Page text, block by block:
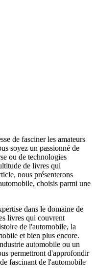
de fasciner les amateurs
soyez un passionné de
ou de technologies
de livres qui
nous présenterons
choisis parmi une
dans le domaine de
livres qui couvrent
de l'automobile, la
et bien plus encore.
automobile ou un
permettront d'approfondir
fascinant de l'automobile